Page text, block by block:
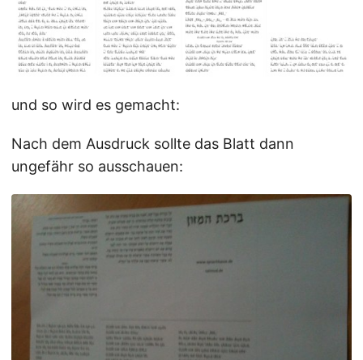
und so wird es gemacht:
Nach dem Ausdruck sollte das Blatt dann
ungefähr so ausschauen: